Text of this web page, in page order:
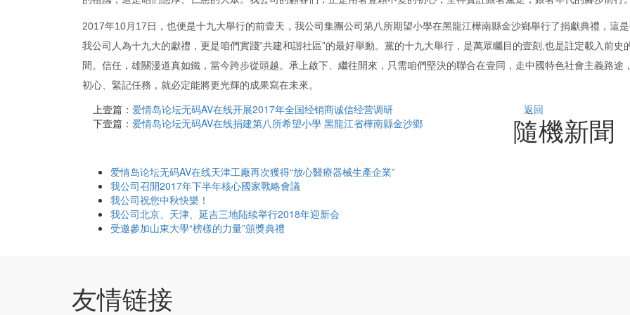
2017年10月17日，也便是十九大舉行的前壹天，我公司集團公司第八所期望小學在黑龍江樺南縣金沙鄉舉行了捐獻典禮，這
我公司人為十九大的獻禮，更是咱們實踐“共建和諧社區”的最好舉動。黨的十九大舉行，是萬眾矚目的壹刻,也是註定載入前史
間。信任，雄關漫道真如鐵，當今跨步從頭越。承上啟下、繼往開來，只需咱們堅決的聯合在壹同，走中國特色社會主義路途
初心、緊記任務，就必定能將更光輝的成果寫在未來。
上壹篇： 爱情岛论坛无码AV在线开展2017年全国经销商诚信经营调研
下壹篇： 爱情岛论坛无码AV在线捐建第八所希望小學 黑龍江省樺南縣金沙鄉
返回
隨機新聞
爱情岛论坛无码AV在线天津工廠再次獲得“放心醫療器械生產企業”
我公司召開2017年下半年核心國家戰略會議
我公司祝您中秋快樂！
我公司北京、天津、延吉三地陆续举行2018年迎新会
受邀參加山東大學“榜樣的力量”頒獎典禮
友情链接